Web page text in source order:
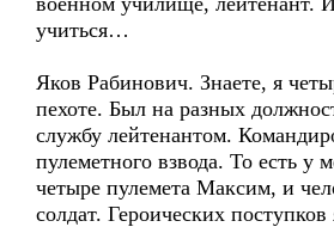
учиться…
Яков Рабинович. Знаете, я
пехоте. Был на разных
службу лейтенантом.
пулеметного взвода. То есть у
четыре пулемета Максим, и
солдат. Героических